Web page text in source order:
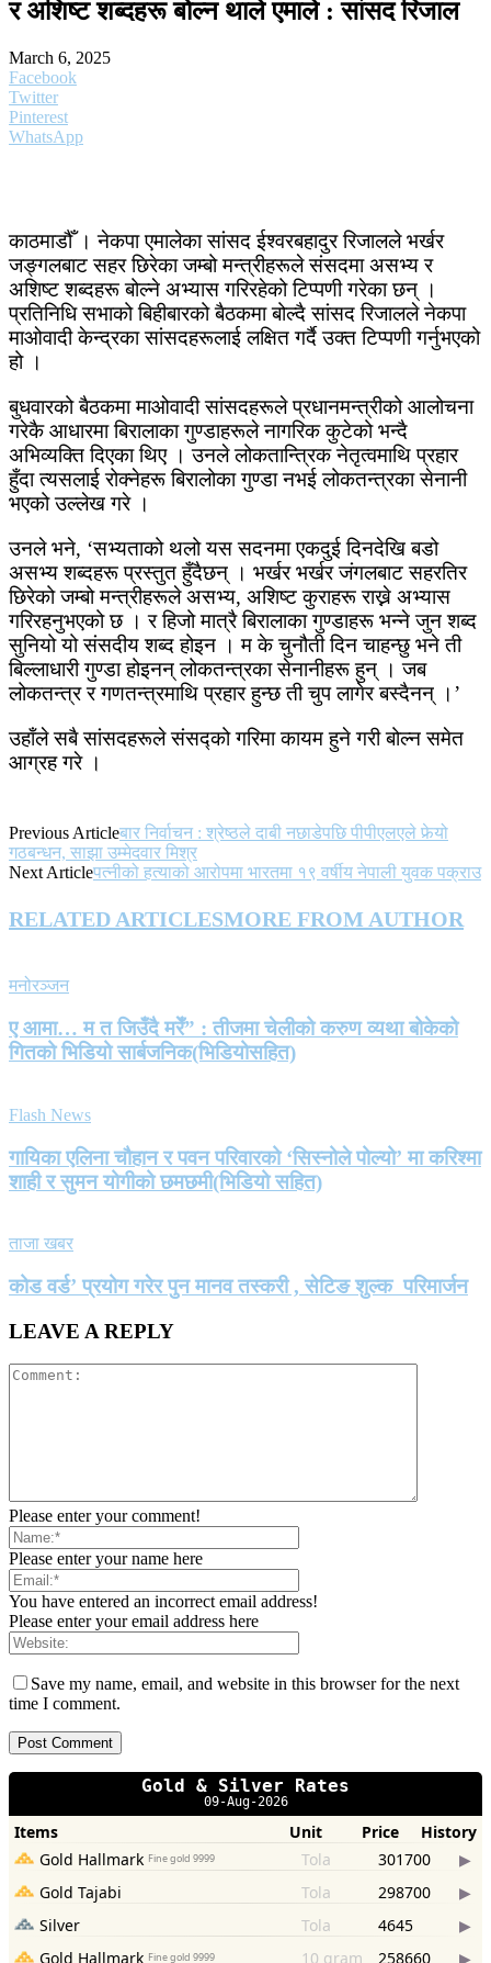
र अशिष्ट शब्दहरू बोल्न थाले एमाले : सांसद रिजाल
March 6, 2025
Facebook
Twitter
Pinterest
WhatsApp
काठमाडौँ । नेकपा एमालेका सांसद ईश्वरबहादुर रिजालले भर्खर
जङ्गलबाट सहर छिरेका जम्बो मन्त्रीहरूले संसदमा असभ्य र
अशिष्ट शब्दहरू बोल्ने अभ्यास गरिरहेको टिप्पणी गरेका छन् ।
प्रतिनिधि सभाको बिहीबारको बैठकमा बोल्दै सांसद रिजालले नेकपा
माओवादी केन्द्रका सांसदहरूलाई लक्षित गर्दै उक्त टिप्पणी गर्नुभएको
हो ।
बुधवारको बैठकमा माओवादी सांसदहरूले प्रधानमन्त्रीको आलोचना
गरेकै आधारमा बिरालाका गुण्डाहरूले नागरिक कुटेको भन्दै
अभिव्यक्ति दिएका थिए । उनले लोकतान्त्रिक नेतृत्वमाथि प्रहार
हुँदा त्यसलाई रोक्नेहरू बिरालोका गुण्डा नभई लोकतन्त्रका सेनानी
भएको उल्लेख गरे ।
उनले भने, ‘सभ्यताको थलो यस सदनमा एकदुई दिनदेखि बडो
असभ्य शब्दहरू प्रस्तुत हुँदैछन् । भर्खर भर्खर जंगलबाट सहरतिर
छिरेको जम्बो मन्त्रीहरूले असभ्य, अशिष्ट कुराहरू राख्ने अभ्यास
गरिरहनुभएको छ । र हिजो मात्रै बिरालाका गुण्डाहरू भन्ने जुन शब्द
सुनियो यो संसदीय शब्द होइन । म के चुनौती दिन चाहन्छु भने ती
बिल्लाधारी गुण्डा होइनन् लोकतन्त्रका सेनानीहरू हुन् । जब
लोकतन्त्र र गणतन्त्रमाथि प्रहार हुन्छ ती चुप लागेर बस्दैनन् ।’
उहाँले सबै सांसदहरूले संसद्को गरिमा कायम हुने गरी बोल्न समेत
आग्रह गरे ।
Previous Articleबार निर्वाचन : श्रेष्ठले दाबी नछाडेपछि पीपीएलएले फेर्‍यो
गठबन्धन, साझा उम्मेदवार मिश्र
Next Articleपत्नीको हत्याको आरोपमा भारतमा १९ वर्षीय नेपाली युवक पक्राउ
RELATED ARTICLESMORE FROM AUTHOR
मनोरञ्जन
ए आमा… म त जिउँदै मरेँ” : तीजमा चेलीको करुण व्यथा बोकेको
गितको भिडियो सार्बजनिक(भिडियोसहित)
Flash News
गायिका एलिना चौहान र पवन परिवारको ‘सिस्नोले पोल्यो’ मा करिश्मा
शाही र सुमन योगीको छमछमी(भिडियो सहित)
ताजा खबर
कोड वर्ड’ प्रयोग गरेर पुन मानव तस्करी , सेटिङ शुल्क परिमार्जन
LEAVE A REPLY
Please enter your comment!
Please enter your name here
You have entered an incorrect email address!
Please enter your email address here
Save my name, email, and website in this browser for the next
time I comment.